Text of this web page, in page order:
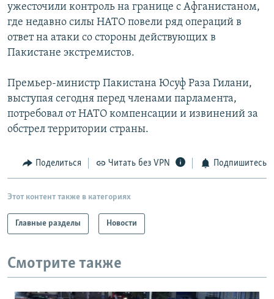
Все сайты РСЕ/РС
ужесточили контроль на границе с Афганистаном,
где недавно силы НАТО повели ряд операций в
ответ на атаки со стороны действующих в
Пакистане экстремистов.
Премьер-министр Пакистана Юсуф Раза Гилани,
выступая сегодня перед членами парламента,
потребовал от НАТО компенсации и извинений за
обстрел территории страны.
Поделиться Читать без VPN Подпишитесь
Этот контент также в категориях
Главные разделы Новости
Смотрите также